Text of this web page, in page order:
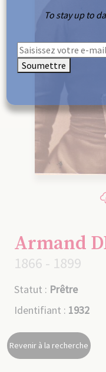
Armand
1866 - 1899
Statut : Prêtre
Identifiant : 1932
Revenir à la recherche
To stay up to
Soumettre